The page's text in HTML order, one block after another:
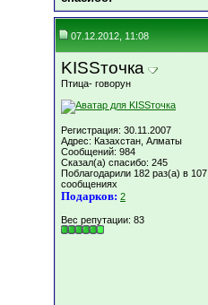
07.12.2012, 11:08
KISSточка
Птица- говорун
Регистрация: 30.11.2007
Адрес: Казахстан, Алматы
Сообщений: 984
Сказал(а) спасибо: 245
Поблагодарили 182 раз(а) в 107
сообщениях
Подарков: 2
Вес репутации: 83